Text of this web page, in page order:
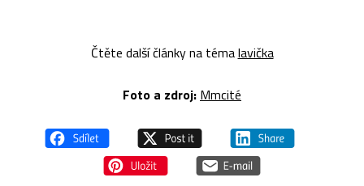
Čtěte další články na témalavička
Foto a zdroj: Mmcité